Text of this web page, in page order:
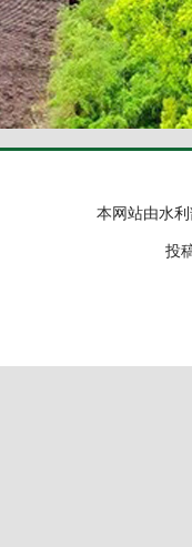
本网站由水
投